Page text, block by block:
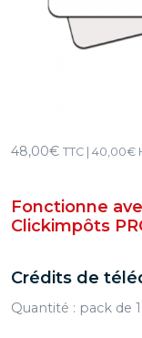
48,00€ TTC | 40,00€
Fonctionne
Clickimpôts
Crédits de
Quantité : pack de